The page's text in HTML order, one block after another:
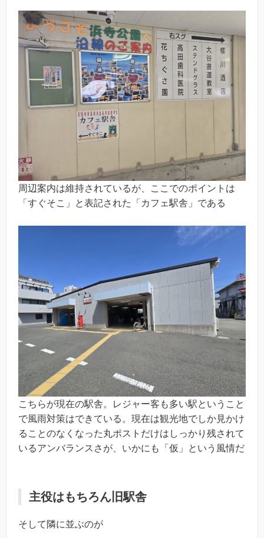
周辺案内は維持されているが、ここでのポイントは
「すぐそこ」と表記された「カフェ駅舎」である
こちらが現在の駅舎。レジャー客も多い駅ということ
で風雨対策はできている。現在は観光地でしか見かけ
ることのなくなった丸ポストだけはしっかり残されて
いるアンバランスさが、いかにも「仮」という風情だ
主役はもちろん旧駅舎
そして隣に並ぶのが